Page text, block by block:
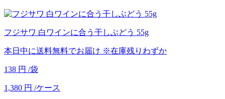
フジサワ 白ワインに合う干しぶどう 55g
本日中に送料無料でお届け ※在庫残りわずか
138 円 /袋
1,380 円 /ケース